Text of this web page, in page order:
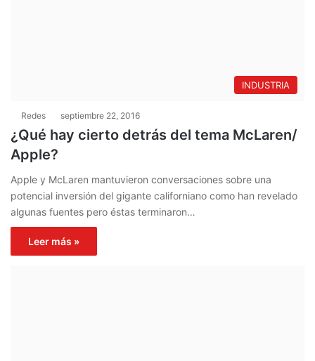
INDUSTRIA
Redes septiembre 22, 2016
¿Qué hay cierto detrás del tema McLaren/
Apple?
Apple y McLaren mantuvieron conversaciones sobre una
potencial inversión del gigante californiano como han revelado
algunas fuentes pero éstas terminaron…
Leer más »